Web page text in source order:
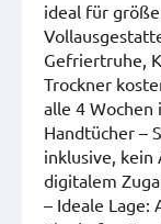
ideal für
Gefriertruhe,
Trockner
alle 4 Wochen
Handtücher –
inklusive, kein
digitalem
– Ideale Lage: